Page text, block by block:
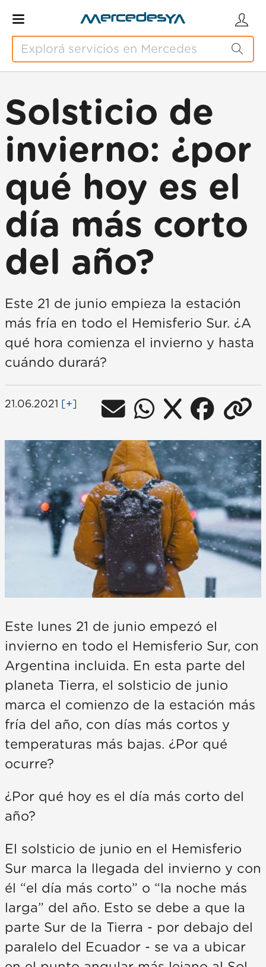
Solsticio de
invierno: ¿por
qué hoy es el
día más corto
del año?
Este 21 de junio empieza la estación
más fría en todo el Hemisferio Sur. ¿A
qué hora comienza el invierno y hasta
cuándo durará?
21.06.2021 [+]
Este lunes 21 de junio empezó el
invierno en todo el Hemisferio Sur, con
Argentina incluida. En esta parte del
planeta Tierra, el solsticio de junio
marca el comienzo de la estación más
fría del año, con días más cortos y
temperaturas más bajas. ¿Por qué
ocurre?
¿Por qué hoy es el día más corto del
año?
El solsticio de junio en el Hemisferio
Sur marca la llegada del invierno y con
él “el día más corto” o “la noche más
larga” del año. Esto se debe a que la
parte Sur de la Tierra - por debajo del
paralelo del Ecuador - se va a ubicar